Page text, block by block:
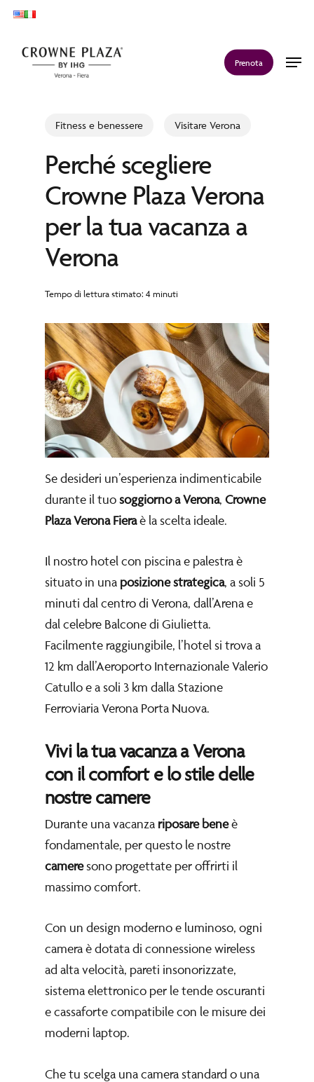
Skip
main
Prenota
Menu
Fitness e benessere Visitare Verona
Perché scegliere
Crowne Plaza Verona
per la tua vacanza a
Verona
Tempo di lettura stimato: 4 minuti
Se desideri un’esperienza indimenticabile
durante il tuosoggiorno a Verona, Crowne
Plaza Verona Fieraè la scelta ideale.
Il nostro hotel con piscina e palestra è
situato in una posizione strategica, a soli 5
minuti dal centro di Verona, dall’Arena e
dal celebre Balcone di Giulietta.
Facilmente raggiungibile, l’hotel si trova a
12 km dall’Aeroporto Internazionale Valerio
Catullo e a soli 3 km dalla Stazione
Ferroviaria Verona Porta Nuova.
Vivi la tua vacanza a Verona
con il comfort e lo stile delle
nostre camere
Durante una vacanza riposare beneè
fondamentale, per questo le nostre
cameresono progettate per offrirti il
massimo comfort.
Con un design moderno e luminoso, ogni
camera è dotata di connessione wireless
ad alta velocità, pareti insonorizzate,
sistema elettronico per le tende oscuranti
e cassaforte compatibile con le misure dei
moderni laptop.
Che tu scelga una camera standard o una